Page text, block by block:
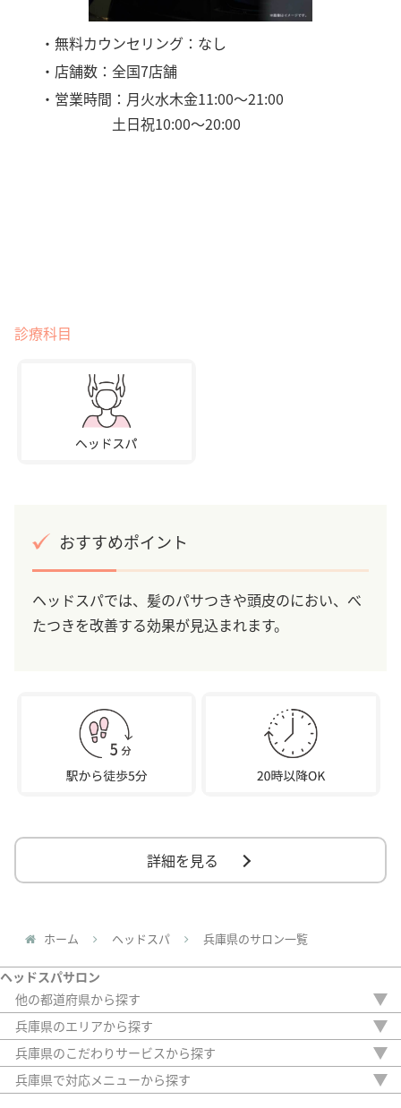
・無料カウンセリング：なし
・店舗数：全国7店舗
・営業時間：月火水木金11:00～21:00
土日祝10:00～20:00
診療科目
おすすめポイント
ヘッドスパでは、髪のパサつきや頭皮のにおい、べ
たつきを改善する効果が見込まれます。
詳細を見る
ホーム ヘッドスパ 兵庫県のサロン一覧
ヘッドスパサロン
他の都道府県から探す
北海道
埼玉県
千葉県
東京都
神奈川県
兵庫県のエリアから探す
宝塚市
姫路市
神戸市
兵庫県のこだわりサービスから探す
駅から徒歩5分以内
20時以降OK
兵庫県で対応メニューから探す